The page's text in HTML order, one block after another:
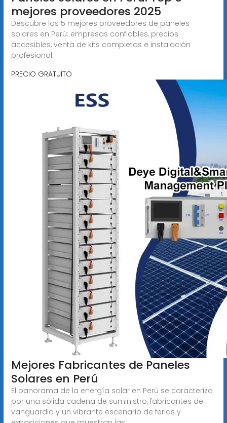
mejores proveedores 2025
Descubre los 5 mejores proveedores de paneles
solares en Perú: empresas confiables, precios
accesibles, venta de kits completos e instalación
profesional.
PRECIO GRATUITO
Mejores Fabricantes de Paneles
Solares en Perú
El panorama de la energía solar en Perú se caracteriza
por una sólida cadena de suministro, fabricantes de
vanguardia y un vibrante escenario de ferias y